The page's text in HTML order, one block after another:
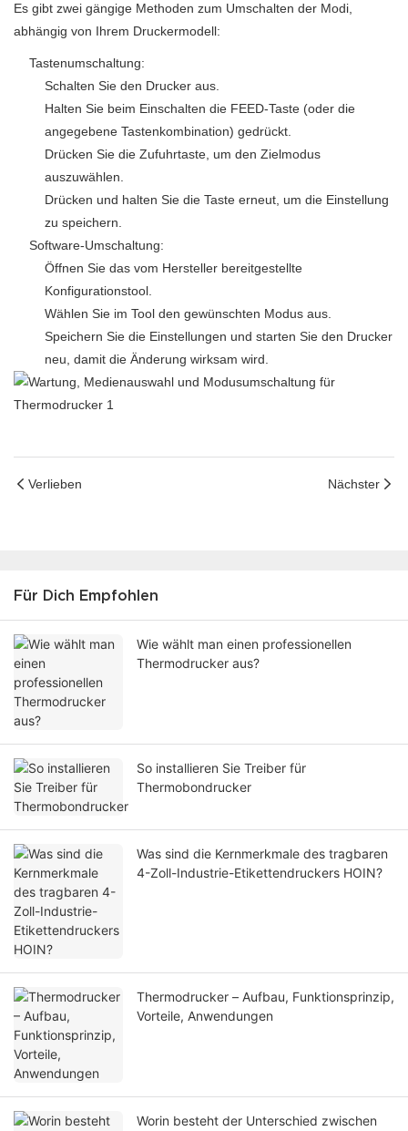
Es gibt zwei gängige Methoden zum Umschalten der Modi,
abhängig von Ihrem Druckermodell:
Tastenumschaltung:
Schalten Sie den Drucker aus.
Halten Sie beim Einschalten die FEED-Taste (oder die
angegebene Tastenkombination) gedrückt.
Drücken Sie die Zufuhrtaste, um den Zielmodus
auszuwählen.
Drücken und halten Sie die Taste erneut, um die Einstellung
zu speichern.
Software-Umschaltung:
Öffnen Sie das vom Hersteller bereitgestellte
Konfigurationstool.
Wählen Sie im Tool den gewünschten Modus aus.
Speichern Sie die Einstellungen und starten Sie den Drucker
neu, damit die Änderung wirksam wird.
Verlieben Nächster
Für Dich Empfohlen
Wie wählt man einen professionellen
Thermodrucker aus?
So installieren Sie Treiber für
Thermobondrucker
Was sind die Kernmerkmale des tragbaren
4-Zoll-Industrie-Etikettendruckers HOIN?
Thermodrucker – Aufbau, Funktionsprinzip,
Vorteile, Anwendungen
Worin besteht der Unterschied zwischen